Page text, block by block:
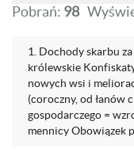
Pobrań: 98
1. Dochody skarbu
królewskie
nowych wsi i
(coroczny, od łanów
gospodarczego =
mennicy Obowiązek